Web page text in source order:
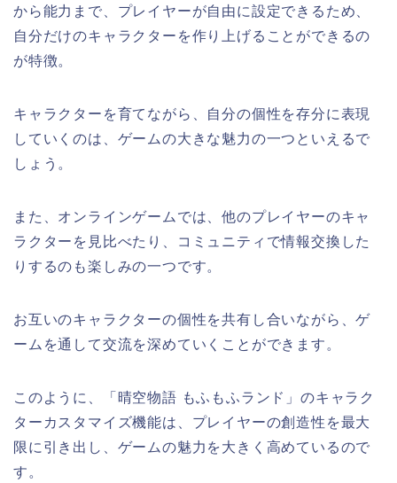
から能力まで、プレイヤーが自由に設定できるため、
自分だけのキャラクターを作り上げることができるの
が特徴。
キャラクターを育てながら、自分の個性を存分に表現
していくのは、ゲームの大きな魅力の一つといえるで
しょう。
また、オンラインゲームでは、他のプレイヤーのキャ
ラクターを見比べたり、コミュニティで情報交換した
りするのも楽しみの一つです。
お互いのキャラクターの個性を共有し合いながら、ゲ
ームを通して交流を深めていくことができます。
このように、「晴空物語 もふもふランド」のキャラク
ターカスタマイズ機能は、プレイヤーの創造性を最大
限に引き出し、ゲームの魅力を大きく高めているので
す。